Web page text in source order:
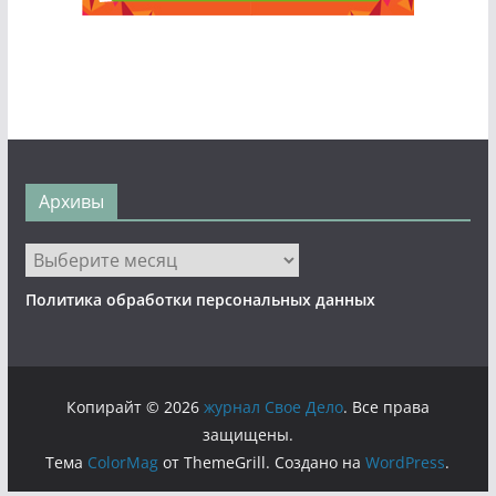
Архивы
Архивы
Политика обработки персональных данных
Копирайт © 2026 журнал Свое Дело. Все права
защищены.
Тема ColorMag от ThemeGrill. Создано наWordPress.